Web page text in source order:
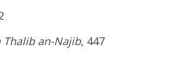
Thalib an-Najib, 447